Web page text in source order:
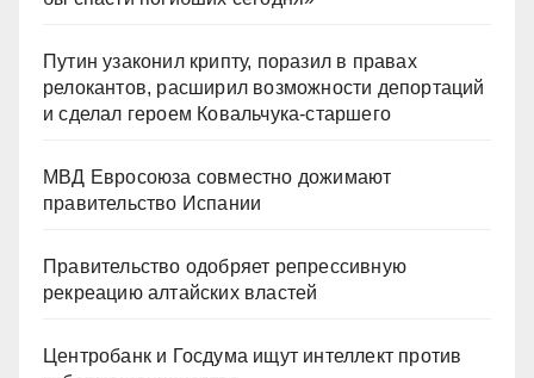
Путин узаконил крипту, поразил в правах
релокантов, расширил возможности депортаций
и сделал героем Ковальчука-старшего
МВД Евросоюза совместно дожимают
правительство Испании
Правительство одобряет репрессивную
рекреацию алтайских властей
Центробанк и Госдума ищут интеллект против